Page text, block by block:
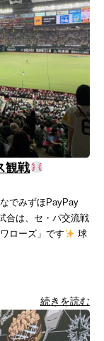
観戦
でみずほPayPay
合は、セ・パ交流戦
ローズ」です
球
続きを読む